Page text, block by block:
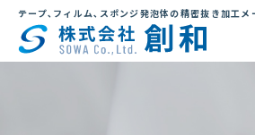
テープ､フィルム､スポンジ発泡体の精密抜き加工メ